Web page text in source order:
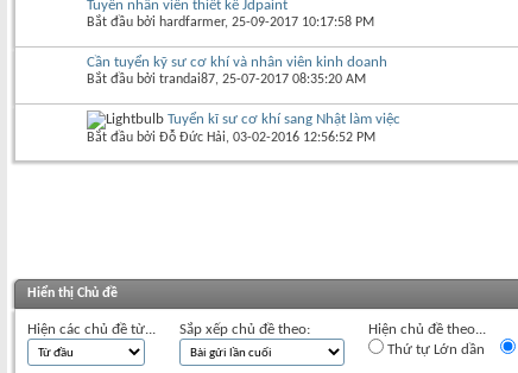
Tuyển nhân viên thiết kế Jdpaint
Bắt đầu bởi hardfarmer‎, 25-09-2017 10:17:58 PM
Cần tuyển kỹ sư cơ khí và nhân viên kinh doanh
Bắt đầu bởi trandai87‎, 25-07-2017 08:35:20 AM
Tuyển kĩ sư cơ khí sang Nhật làm việc
Bắt đầu bởi Đỗ Đức Hải‎, 03-02-2016 12:56:52 PM
Hiển thị Chủ đề
Hiện các chủ đề từ... Sắp xếp chủ đề theo:
Hiện chủ đề theo...
Thứ tự Lớn dần